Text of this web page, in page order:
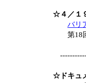
☆４／１
バリ
第18回
☆ドキュ